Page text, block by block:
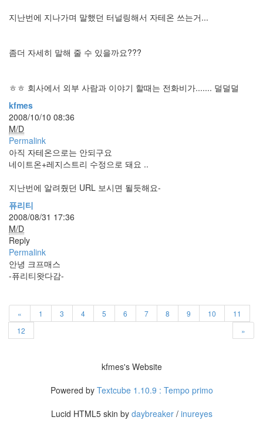
지난번에 지나가며 말했던 터널링해서 자테온 쓰는거...
좀더 자세히 말해 줄 수 있을까요???
ㅎㅎ 회사에서 외부 사람과 이야기 할때는 전화비가....... 덜덜덜
kfmes
2008/10/10 08:36
M/D
Permalink
아직 자테온으로는 안되구요
네이트온+레지스트리 수정으로 돼요 ..
지난번에 알려줬던 URL 보시면 될듯해요-
퓨리티
2008/08/31 17:36
M/D
Reply
Permalink
안녕 크프매스
-퓨리티왓다감-
« 1 3 4 5 6 7 8 9 10
11
12
»
도
Java
6
1
PHP
0
HTML,JS
3
eclipse
psp
4
삽
질
5
기
타
0
13
행
사
kfmes's Website
Powered by Textcube 1.10.9 : Tempo primo
Lucid HTML5 skin by daybreaker/ inureyes